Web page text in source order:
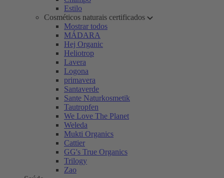
Estilo
Cosméticos naturais certificados
Mostrar todos
MÁDARA
Hej Organic
Heliotrop
Lavera
Logona
primavera
Santaverde
Sante Naturkosmetik
Tautropfen
We Love The Planet
Weleda
Mukti Organics
Cattier
GG's True Organics
Trilogy
Zao